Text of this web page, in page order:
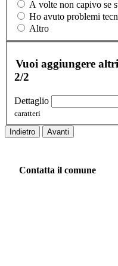
A volte non capivo se
Ho avuto problemi
Altro
Vuoi aggiungere
2/2
Dettaglio
caratteri
Indietro Avanti
Contatta il comune